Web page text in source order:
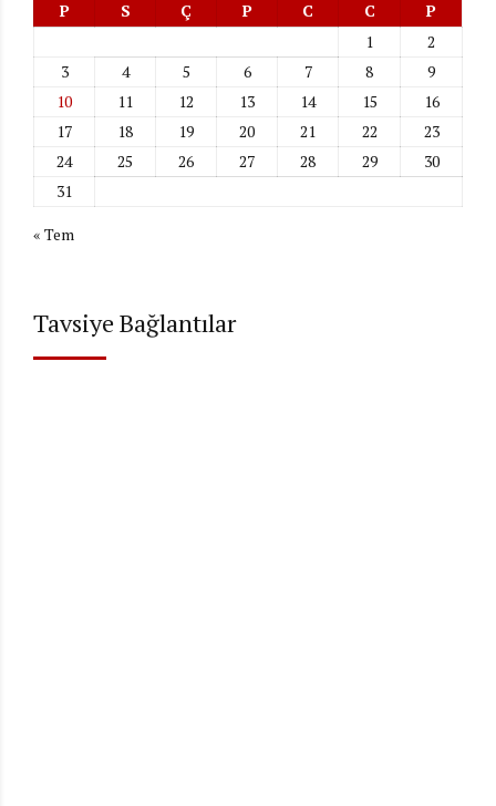
P S Ç P C C
P
1
2
3
4 5 6 7 8
9
10
11 12 13 14 15
16
17
18 19 20 21 22
23
24
25 26 27 28 29
30
31
« Tem
Tavsiye Bağlantılar